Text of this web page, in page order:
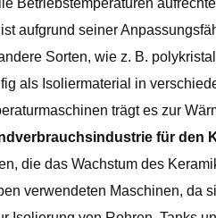
Betriebstemperaturen
aufgrund seiner
Sorten, wie z. B.
als Isoliermaterial in
trägt es zur
für den
die das Wachstum des
verwendeten Maschinen, da